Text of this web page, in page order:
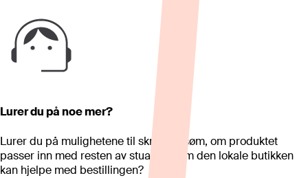
Lurer du på noe mer?
Lurer du på mulighetene til skreddersøm, om produktet
passer inn med resten av stua eller om den lokale butikken
kan hjelpe med bestillingen?